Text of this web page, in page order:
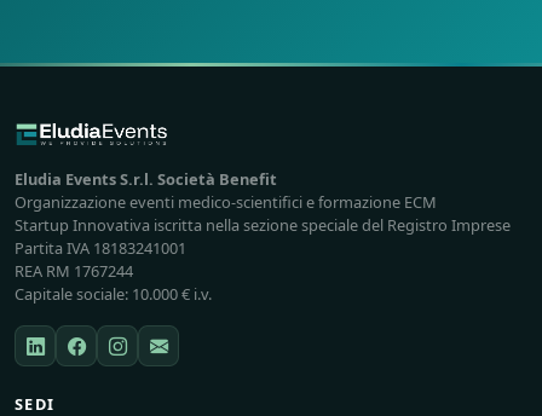
Eludia Events S.r.l. Società Benefit
Organizzazione eventi medico-scientifici e formazione ECM
Startup Innovativa iscritta nella sezione speciale del Registro Imprese
Partita IVA 18183241001
REA RM 1767244
Capitale sociale: 10.000 € i.v.
SEDI